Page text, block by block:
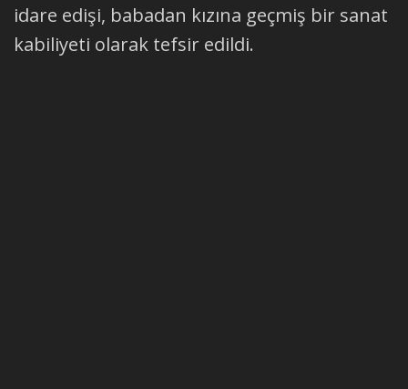
idare edişi, babadan kızına geçmiş bir sanat
kabiliyeti olarak tefsir edildi.